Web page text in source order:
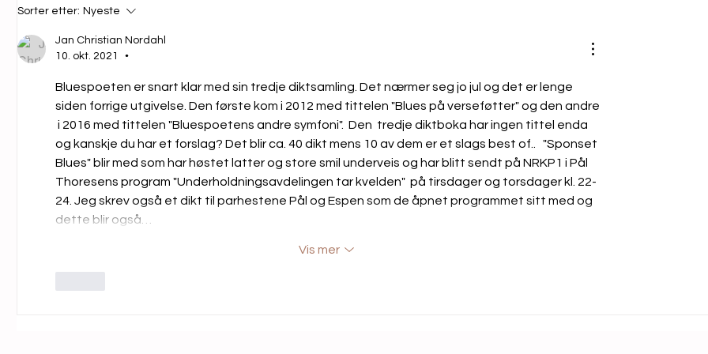
Jazz for alle-
Sorter etter: Nyeste
Jan Christian Nordahl
10. okt. 2021
•
Bluespoeten er snart klar med sin tredje diktsamling. Det nærmer seg jo jul og det er lenge
siden forrige utgivelse. Den første kom i 2012 med tittelen "Blues på verseføtter" og den andre
i 2016 med tittelen "Bluespoetens andre symfoni".  Den  tredje diktboka har ingen tittel enda
og kanskje du har et forslag? Det blir ca. 40 dikt mens 10 av dem er et slags best of..   "Sponset
Blues" blir med som har høstet latter og store smil underveis og har blitt sendt på NRKP1 i Pål
Thoresens program "Underholdningsavdelingen tar kvelden"  på tirsdager og torsdager kl. 22-
24. Jeg skrev også et dikt til parhestene Pål og Espen som de åpnet programmet sitt med og
dette blir også…
Vis mer